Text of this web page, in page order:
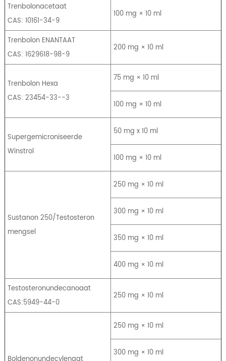
Trenbolonacetaat
CAS: 10161-34-9
100 mg × 10 ml
Trenbolon ENANTAAT
CAS: 1629618-98-9
200 mg × 10 ml
Trenbolon Hexa
CAS: 23454-33--3
75 mg × 10 ml
100 mg × 10 ml
Supergemicroniseerde
Winstrol
50 mg x 10 ml
100 mg × 10 ml
Sustanon 250/Testosteron
mengsel
250 mg × 10 ml
300 mg × 10 ml
350 mg × 10 ml
400 mg × 10 ml
Testosteronundecanoaat
CAS:5949-44-0
250 mg × 10 ml
250 mg × 10 ml
300 mg × 10 ml